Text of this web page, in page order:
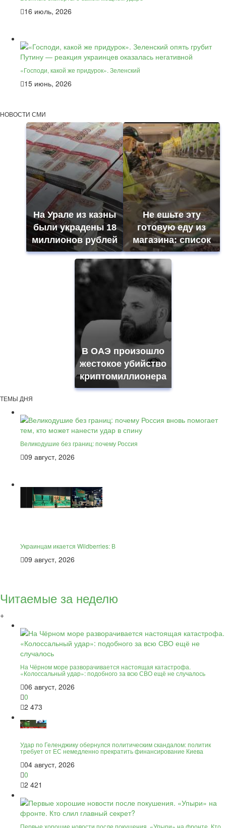
16 июль, 2026
«Господи, какой же придурок». Зеленский
15 июнь, 2026
НОВОСТИ СМИ
На Урале из казны
были украдены 18
миллионов рублей
Не ешьте эту
готовую еду из
магазина: список
В ОАЭ произошло
жестокое убийство
криптомиллионера
ТЕМЫ ДНЯ
Великодушие без границ: почему Россия
09 август, 2026
Украинцам икается Wildberries: В
09 август, 2026
Читаемые за неделю
+
На Чёрном море разворачивается настоящая катастрофа.
«Колоссальный удар»: подобного за всю СВО ещё не случалось
06 август, 2026
0
2 473
Удар по Геленджику обернулся политическим скандалом: политик
требует от ЕС немедленно прекратить финансирование Киева
04 август, 2026
0
2 421
Первые хорошие новости после покушения. «Упыри» на фронте. Кто